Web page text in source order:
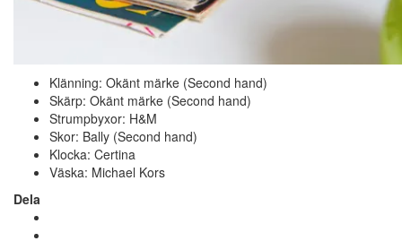
Klänning: Okänt märke (Second hand)
Skärp: Okänt märke (Second hand)
Strumpbyxor: H&M
Skor: Bally (Second hand)
Klocka: Certina
Väska: Michael Kors
Dela